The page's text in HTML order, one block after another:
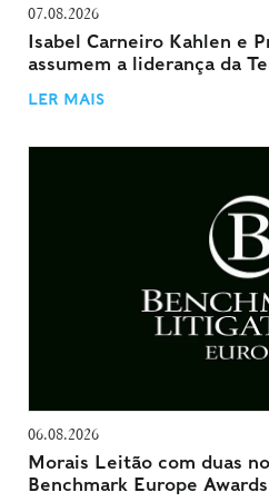
07.08.2026
Isabel Carneiro Kahlen e
assumem a liderança da
LER MAIS
06.08.2026
Morais Leitão com duas
Benchmark Europe